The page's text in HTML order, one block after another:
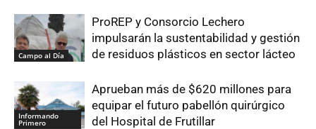
Campo al Día
ProREP y Consorcio Lechero
impulsarán la sustentabilidad y gestión
de residuos plásticos en sector lácteo
Informando
Primero
Aprueban más de $620 millones para
equipar el futuro pabellón quirúrgico
del Hospital de Frutillar